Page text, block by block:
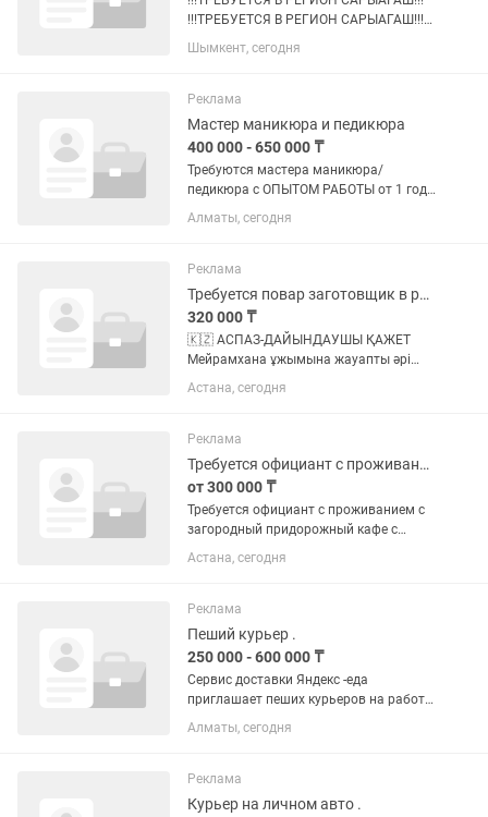
!!!ТРЕБУЕТСЯ В РЕГИОН САРЫАГАШ!!!
!!!ТРЕБУЕТСЯ В РЕГИОН САРЫАГАШ!!!
Добро пожаловать в ТОО Apple City
дистрибьюторов, где наши...
Шымкент, сегодня
Реклама
Мастер маникюра и педикюра
400 000 - 650 000 ₸
Требуются мастера маникюра/
педикюра с ОПЫТОМ РАБОТЫ от 1 года
Оплата еженедельная С 10:00-21:00,
выходные обсуждаются
ПОЛНЫЕ ЗАПИСИ! Присылайте
пожалуйста свои работы...
Алматы, сегодня
Реклама
Требуется повар заготовщик в ресторан
320 000 ₸
🇰🇿 АСПАЗ-ДАЙЫНДАУШЫ ҚАЖЕТ
Мейрамхана ұжымына жауапты әрі
еңбекқор аспаз-дайындаушы қажет.
Міндеттері: • Өнімдерді алдын ала
өнімдерді өңдеу, кесу; • Жартылай...
Астана, сегодня
Реклама
Требуется официант с проживанием
от 300 000 ₸
Требуется официант с проживанием с
загородный придорожный кафе с
гостиницей. Работа ежедневно с 10:00
до 00:00. Полное обеспечение включая
Астана, сегодня
Реклама
Пеший курьер .
250 000 - 600 000 ₸
Сервис доставки Яндекс -еда
приглашает пеших курьеров на работу
! Мы предлагаем : Возможность
зарабатывать до 20 000 тг в день
чаевые Свободный график работы...
Алматы, сегодня
Реклама
Курьер на личном авто .